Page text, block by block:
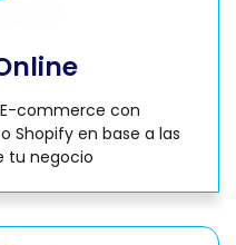
commerce con
Shopify en base a las
tu negocio